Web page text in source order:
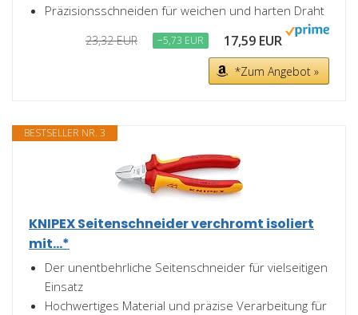
Präzisionsschneiden für weichen und harten Draht
23,32 EUR −5,73 EUR 17,59 EUR
*Zum Angebot »
BESTSELLER NR. 3
KNIPEX Seitenschneider verchromt isoliert
mit...*
Der unentbehrliche Seitenschneider für vielseitigen
Einsatz
Hochwertiges Material und präzise Verarbeitung für